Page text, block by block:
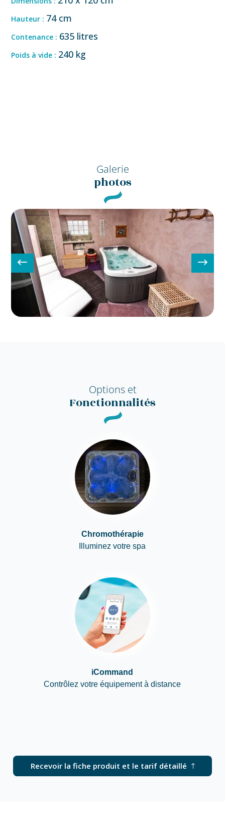
Hauteur : 74 cm
Contenance : 635 litres
Poids à vide : 240 kg
Galerie
photos
Options et
Fonctionnalités
Chromothérapie
Illuminez votre spa
iCommand
Contrôlez votre équipement à distance
Recevoir la fiche produit et le tarif détaillé